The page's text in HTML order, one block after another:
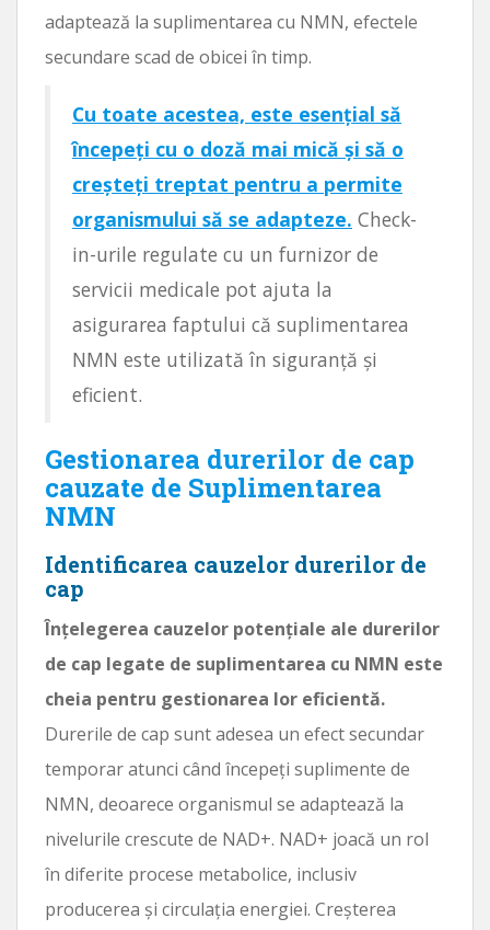
adaptează la suplimentarea cu NMN, efectele
secundare scad de obicei în timp.
Cu toate acestea, este esențial să
începeți cu o doză mai mică și să o
creșteți treptat pentru a permite
organismului să se adapteze. Check-
in-urile regulate cu un furnizor de
servicii medicale pot ajuta la
asigurarea faptului că suplimentarea
NMN este utilizată în siguranță și
eficient.
Gestionarea durerilor de cap
cauzate de Suplimentarea
NMN
Identificarea cauzelor durerilor de
cap
Înțelegerea cauzelor potențiale ale durerilor
de cap legate de suplimentarea cu NMN este
cheia pentru gestionarea lor eficientă.
Durerile de cap sunt adesea un efect secundar
temporar atunci când începeți suplimente de
NMN, deoarece organismul se adaptează la
nivelurile crescute de NAD+. NAD+ joacă un rol
în diferite procese metabolice, inclusiv
producerea și circulația energiei. Creșterea